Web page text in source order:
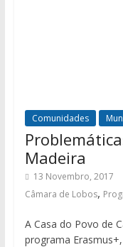
Comunidades
Madeira
13 Novembro, 2017
Câmara de Lobos,
A Casa do Povo de
programa